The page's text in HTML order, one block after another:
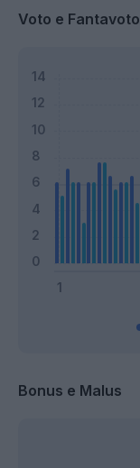
Voto e Fantavoto
Bonus e Malus